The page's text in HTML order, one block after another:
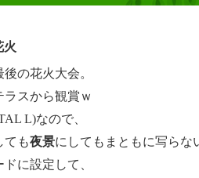
火
の花火大会。
スから観賞ｗ
L)なので、
ても夜景にしてもまともに写らな
に設定して、